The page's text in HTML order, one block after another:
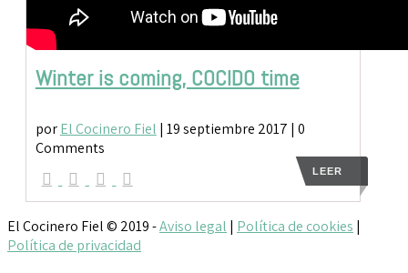
Winter is coming, COCIDO time
porEl Cocinero Fiel | 19 septiembre 2017 | 0
Comments
LEER
El Cocinero Fiel © 2019 -Aviso legal | Política de cookies |
Política de privacidad